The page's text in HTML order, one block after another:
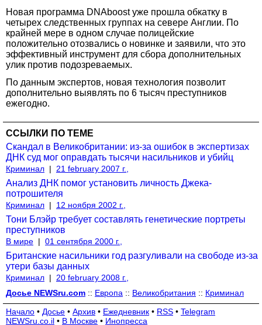
Новая программа DNAboost уже прошла обкатку в
четырех следственных группах на севере Англии. По
крайней мере в одном случае полицейские
положительно отозвались о новинке и заявили, что это
эффективный инструмент для сбора дополнительных
улик против подозреваемых.
По данным экспертов, новая технология позволит
дополнительно выявлять по 6 тысяч преступников
ежегодно.
ССЫЛКИ ПО ТЕМЕ
Скандал в Великобритании: из-за ошибок в экспертизах
ДНК суд мог оправдать тысячи насильников и убийц
Криминал | 21 february 2007 г.,
Анализ ДНК помог установить личность Джека-
потрошителя
Криминал | 12 ноября 2002 г.,
Тони Блэйр требует составлять генетические портреты
преступников
В мире | 01 сентября 2000 г.,
Британские насильники год разгуливали на свободе из-за
утери базы данных
Криминал |
20 february 2008 г.,
Досье NEWSru.com :: Европа :: Великобритания :: Криминал
Начало • Досье • Архив • Ежедневник • RSS • Telegram
NEWSru.co.il • В Москве • Инопресса